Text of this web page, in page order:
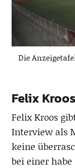
Die
Felix
Felix Kroos
Interview als
keine
bei einer